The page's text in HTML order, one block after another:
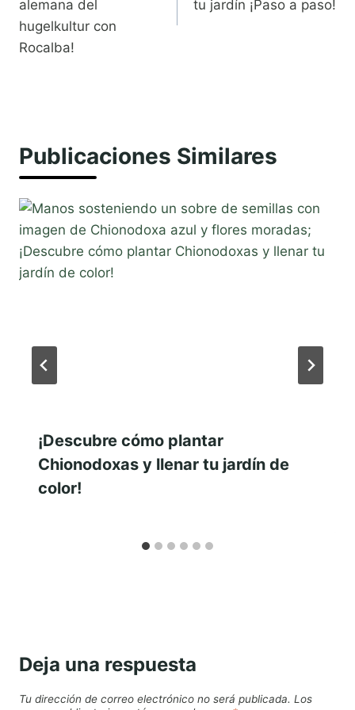
entradas
alemana del
hugelkultur con
Rocalba!
tu jardín ¡Paso a paso!
Publicaciones Similares
¡Descubre cómo plantar
Chionodoxas y llenar tu jardín de
color!
Deja una respuesta
Tu dirección de correo electrónico no será publicada. Los